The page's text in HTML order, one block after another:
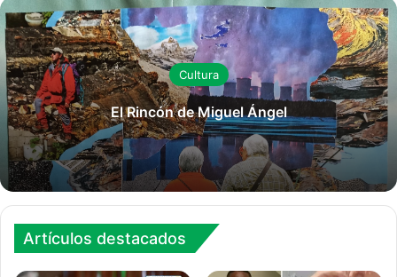
Cultura
El Rincón de Miguel Ángel
Artículos destacados